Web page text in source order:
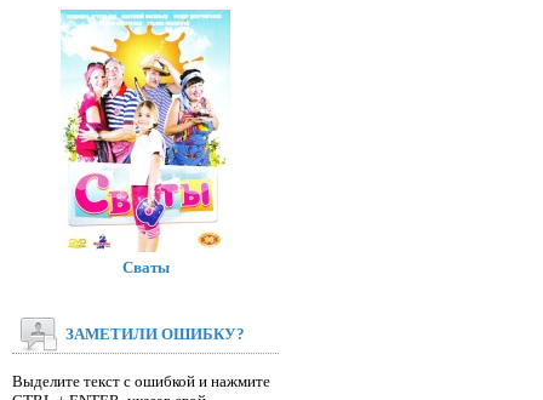
Сваты
ЗАМЕТИЛИ ОШИБКУ?
Выделите текст с ошибкой и нажмите